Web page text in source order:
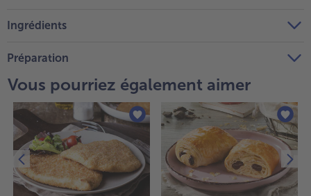
Ingrédients
Préparation
Vous pourriez également aimer